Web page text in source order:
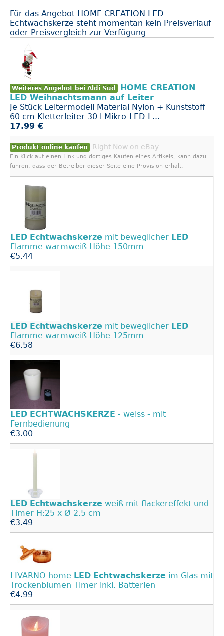
Für das Angebot HOME CREATION LED
Echtwachskerze steht momentan kein Preisverlauf
oder Preisvergleich zur Verfügung
Weiteres Angebot bei Aldi Süd
HOME CREATION
LED Weihnachtsmann auf Leiter
Je Stück Leitermodell Material Nylon + Kunststoff
60 cm Kletterleiter 30 l Mikro-LED-L...
17.99 €
Produkt online kaufen Right Now on eBay
Ein Klick auf einen Link und dortiges Kaufen eines Artikels, kann dazu
führen, dass der Betreiber dieser Seite eine Provision erhält.
LED Echtwachskerze mit beweglicher LED
Flamme warmweiß Höhe 150mm
€5.44
LED Echtwachskerze mit beweglicher LED
Flamme warmweiß Höhe 125mm
€6.58
LED ECHTWACHSKERZE - weiss - mit
Fernbedienung
€3.00
LED Echtwachskerze weiß mit flackereffekt und
Timer H:25 x Ø 2.5 cm
€3.49
LIVARNO home LED Echtwachskerze im Glas mit
Trockenblumen Timer inkl. Batterien
€4.99